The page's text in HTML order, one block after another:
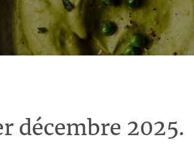
décembre 2025.